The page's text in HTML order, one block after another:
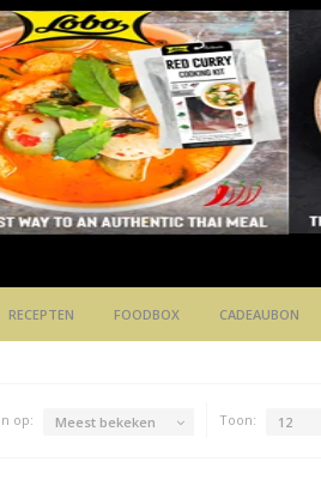
RECEPTEN FOODBOX CADEAUBON
op: Meest bekeken Toon: 12